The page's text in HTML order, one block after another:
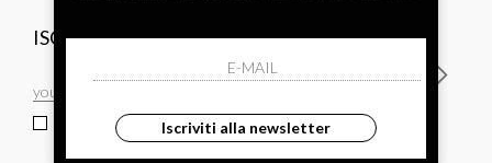
ISCRIVITI ALLA NEWSLETTER
ho letto ed accettato le condizioni sulla privacy.
Iscriviti alla newsletter